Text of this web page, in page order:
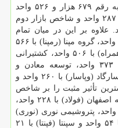
نیز با ۱۶ هزار و ۶۹۷ واحد افزایش به رقم ۶۷۹ هزار و ۵۲۶ واحد
اول هفت هزار و ۲۸۷ واحد و شاخص بازار دوم
داشتند. علاوه بر این در میان تمام
ملت (وبملت) با ۶۱۳ واحد، گروه مپنا (رمپنا) با ۵۶۶
واحد، شركت ارتباطات سیار ایران (همراه) با ۵۰۶ واحد، كشتیرانی
جمهوری اسلامی ایران (حكشتی) با ۳۷۳ واحد، توسعه معادن و
فلزات (ومعادن) با ۳۱۵ واحد، بانك پاسارگاد (وپاسار) با ۲۶۰ واحد و
با ۲۶۰ واحد، بیشترین تأثیر مثبت را بر شاخص
كل داشتند. در مقابل نماد فولاد مباركه اصفهان (فولاد) با ۲۲۸ واحد،
معدنی و صنعتی گل گهر (كگل) با ۸۸ واحد، پتروشیمی نوری (نوری)
با ۷۶ واحد، فولاد خوزستان (فخوز) با ۵۴ واحد و سپنتا (فپنتا) با ۲۱